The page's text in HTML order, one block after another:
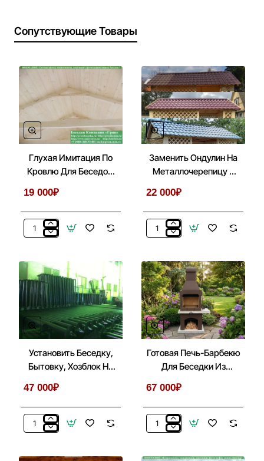
Сопутствующие Товары
Глухая Имитация По
Кровлю Для Беседок,
19 000₽
Глухая
Кровлю
Для
Беседок,
Бытовок,
Хозблоков
3х5
Заменить Ондулин На
Металлочерепицу В
22 000₽
Заменить
Металлочерепицу
В
Беседках
3х5
Установить Беседку,
Бытовку, Хозблок На
47 000₽
Установить
Готовая Печь-Барбекю
Для Беседки Из
67 000₽
Готовая